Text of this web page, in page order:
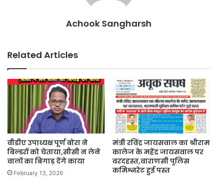
Achook Sangharsh
Related Articles
वीडीए उपाध्यक्ष पूर्ण बोरा ने
बिल्डरों को चेताया,सीसी न लेने
वालों का बिगाड़ देंगे काया
February 13, 2026
मंत्री रविंद्र जायसवाल का श्रीराम
कालेज के महेंद्र जायसवाल पर
वरदहस्त,वाराणसी पुलिस
कमिश्नरेट हुई पस्त